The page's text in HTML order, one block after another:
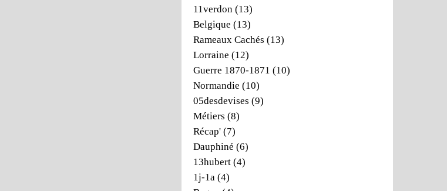
11verdon (13)
Belgique (13)
Rameaux Cachés (13)
Lorraine (12)
Guerre 1870-1871 (10)
Normandie (10)
05desdevises (9)
Métiers (8)
Récap' (7)
Dauphiné (6)
13hubert (4)
1j-1a (4)